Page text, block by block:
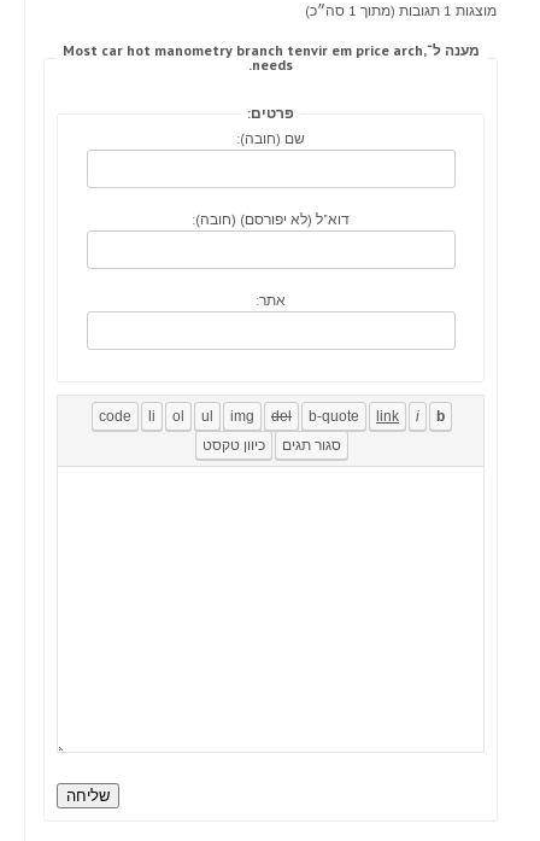
מוצגות 1 תגובות (מתוך 1 סה״כ)
מענה ל־Most car hot manometry branch tenvir em price arch,
needs.
פרטים:
שם (חובה):
דוא"ל (לא יפורסם) (חובה):
אתר:
שליחה